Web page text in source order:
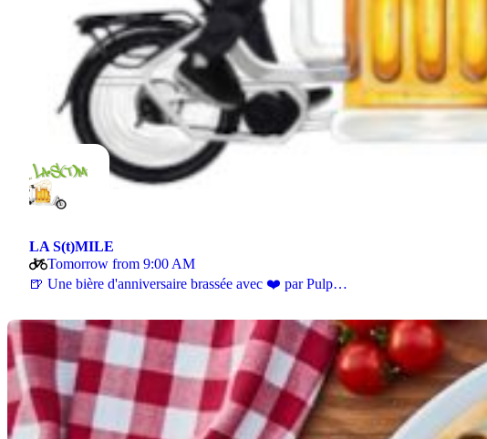
LA S(t)MILE
Tomorrow from 9:00 AM
🍺 Une bière d'anniversaire brassée avec ❤️ par Pulp…